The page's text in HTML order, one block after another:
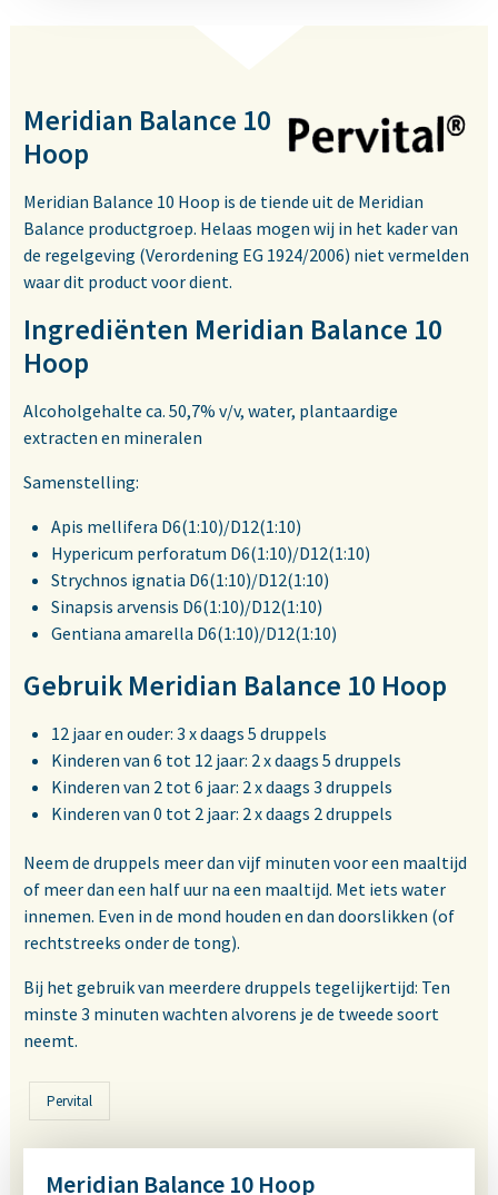
Meridian Balance 10
Hoop
Meridian Balance 10 Hoop is de tiende uit de Meridian
Balance productgroep. Helaas mogen wij in het kader van
de regelgeving (Verordening EG 1924/2006) niet vermelden
waar dit product voor dient.
Ingrediënten Meridian Balance 10
Hoop
Alcoholgehalte ca. 50,7% v/v, water, plantaardige
extracten en mineralen
Samenstelling:
Apis mellifera D6(1:10)/D12(1:10)
Hypericum perforatum D6(1:10)/D12(1:10)
Strychnos ignatia D6(1:10)/D12(1:10)
Sinapsis arvensis D6(1:10)/D12(1:10)
Gentiana amarella D6(1:10)/D12(1:10)
Gebruik Meridian Balance 10 Hoop
12 jaar en ouder: 3 x daags 5 druppels
Kinderen van 6 tot 12 jaar: 2 x daags 5 druppels
Kinderen van 2 tot 6 jaar: 2 x daags 3 druppels
Kinderen van 0 tot 2 jaar: 2 x daags 2 druppels
Neem de druppels meer dan vijf minuten voor een maaltijd
of meer dan een half uur na een maaltijd. Met iets water
innemen. Even in de mond houden en dan doorslikken (of
rechtstreeks onder de tong).
Bij het gebruik van meerdere druppels tegelijkertijd: Ten
minste 3 minuten wachten alvorens je de tweede soort
neemt.
Pervital
Meridian Balance 10 Hoop